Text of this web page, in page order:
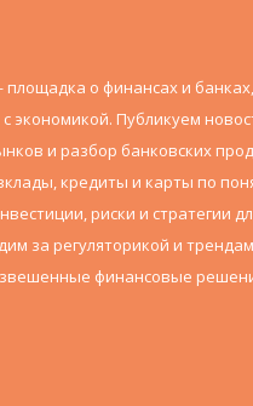
о финансах и банках,
экономикой. Публикуем
и разбор банковских
кредиты и карты по
риски и стратегии
за регуляторикой и
финансовые